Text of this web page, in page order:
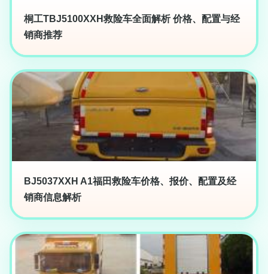
桐工TBJ5100XXH救险车全面解析 价格、配置与经
销商推荐
BJ5037XXH A1福田救险车价格、报价、配置及经
销商信息解析